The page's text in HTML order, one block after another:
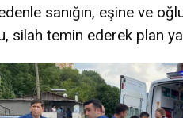
sanığın, eşine ve
silah temin ederek plan